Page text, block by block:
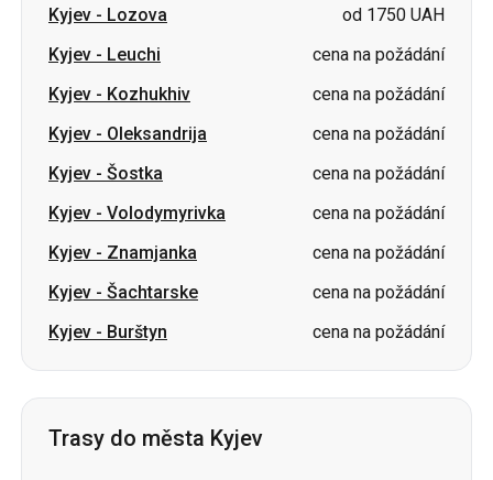
Kyjev-Oleksandrija
cena na požádání
Kyjev-Šostka
cena na požádání
Kyjev-Volodymyrivka
cena na požádání
Kyjev-Znamjanka
cena na požádání
Kyjev-Šachtarske
cena na požádání
Kyjev-Burštyn cena na požádání
Trasy do města Kyjev
Romny-Kyjev
cena na požádání
Ochtyrka- Kyjev